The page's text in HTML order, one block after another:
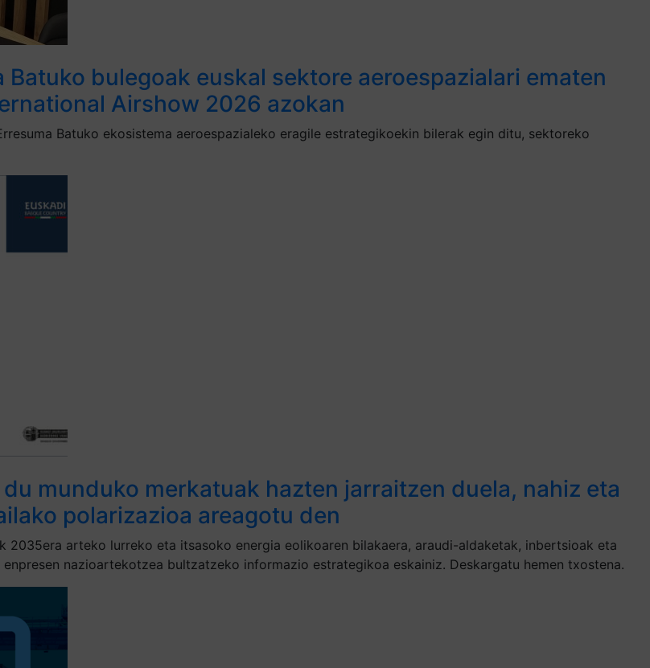
bulegoak euskal sektore aeroespazialari ematen
Airshow 2026 azokan
Batuko ekosistema aeroespazialeko eragile estrategikoekin bilerak egin ditu, sektoreko
munduko merkatuak hazten jarraitzen duela, nahiz eta
polarizazioa areagotu den
2035era arteko lurreko eta itsasoko energia eolikoaren bilakaera, araudi-aldaketak, inbertsioak eta
nazioartekotzea bultzatzeko informazio estrategikoa eskainiz. Deskargatu hemen txostena.